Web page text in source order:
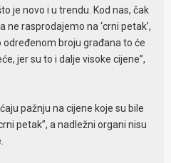
je novo i u trendu. Kod nas, čak
rasprodajemo na ‘crni petak’,
broju građana to će
jer su to i dalje visoke cijene”,
pažnju na cijene koje su bile
petak”, a nadležni organi nisu